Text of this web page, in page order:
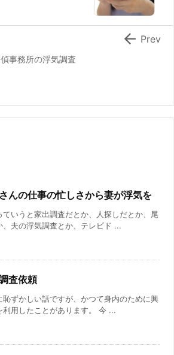
事務所の浮気調査
 Prev
んの仕事の忙しさから妻が浮気を
ていうと家出調査だとか、人探しだとか、尾
、夫の浮気調査とか、テレビド ...
査依頼
恥ずかしい話ですが、かつて身内のために興
利用したことがあります。 今 ...